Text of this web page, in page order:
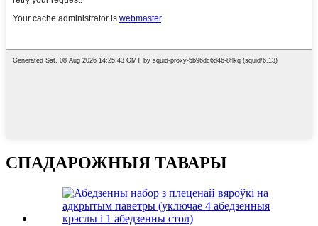
СПАДАРОЖНЫЯ ТАВАРЫ